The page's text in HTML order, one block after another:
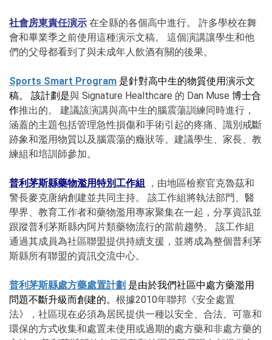
社會房東責任演示 在全縣的各個高中進行。 許多學校在舞
會和畢業季之前使用這種演示文稿。 這個演講讓學生和他
們的父母都看到了與未成年人飲酒有關的後果。
Sports Smart Program 是針對高中生的物質使用演示文
稿。 該計劃是與 Signature Healthcare 的 Dan Muse 博士合
作推出的。 建議該演講與高中生的腦震蕩訓練同時進行，
涵蓋的主題包括管理急性損傷和手術引起的疼痛、識別戒斷
跡象和濫用物質以及腦震蕩的癥狀等。建議學生、家長、教
練組和培訓師參加。
普利茅斯縣藥物濫用特別工作組
，由地區檢察官克魯茲和
警長麥克唐納創建並共同主持。 該工作組將執法部門、醫
學界、教育工作者和藥物濫用專家聚集在一起，分享資訊並
跟蹤普利茅斯縣內阿片類藥物流行的當前趨勢。 該工作組
通過其成員為社區聯盟提供持續支援，並將成為整個普利茅
斯縣所有聯盟的資訊交流中心。
普利茅斯縣處方藥處置計劃 是由於我們社區中處方藥濫用
問題不斷升級而創建的。 根據2010年聯邦《安全處置
法》，社區現在必須為居民提供一種以安全、合法、可靠和
環保的方式收集和處置未使用或過期的處方藥和非處方藥的